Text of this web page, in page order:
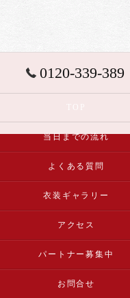
0120-339-389
当日までの流れ
よくある質問
衣装ギャラリー
アクセス
パートナー募集中
お問合せ